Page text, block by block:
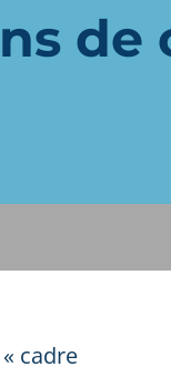
de
cadre